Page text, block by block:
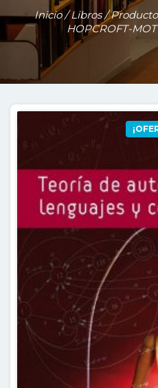
Inicio/Libros/
HOPCROFT-